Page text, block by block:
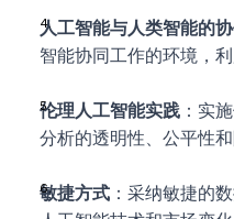
人工智能与人类智能的
智能协同工作的环境，利
伦理人工智能实践 ：实
分析的透明性、公平性和
敏捷方式 ：采纳敏捷的